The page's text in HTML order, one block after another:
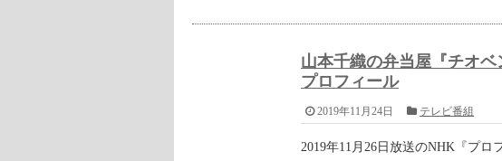
発送時期は「6月10日頃まで」なので、お見逃しなく！